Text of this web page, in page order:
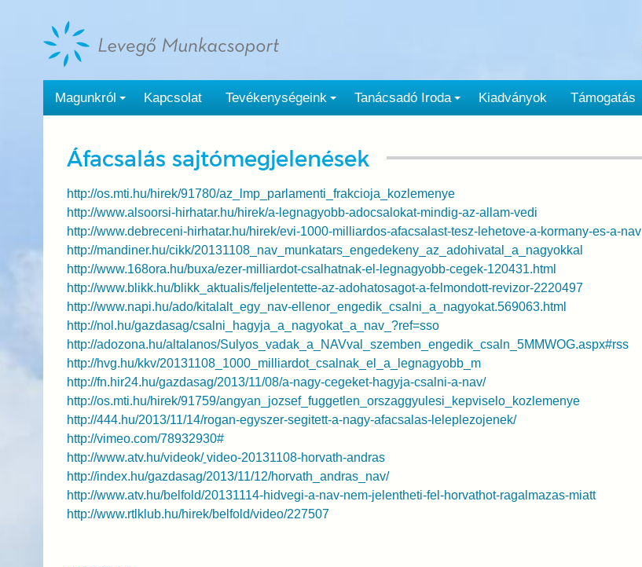
tartalomra
Magunkról Kapcsolat Tevékenységeink Tanácsadó Iroda Kiadványok Támogatás
Áfacsalás sajtómegjelenések
http://os.mti.hu/hirek/91780/az_lmp_parlamenti_frakcioja_kozlemenye
http://www.alsoorsi-hirhatar.hu/hirek/a-legnagyobb-adocsalokat-mindig-az-allam-vedi
http://www.debreceni-hirhatar.hu/hirek/evi-1000-milliardos-afacsalast-tesz-lehetove-a-kormany-es-a-nav
http://mandiner.hu/cikk/20131108_nav_munkatars_engedekeny_az_adohivatal_a_nagyokkal
http://www.168ora.hu/buxa/ezer-milliardot-csalhatnak-el-legnagyobb-cegek-120431.html
http://www.blikk.hu/blikk_aktualis/feljelentette-az-adohatosagot-a-felmondott-revizor-2220497
http://www.napi.hu/ado/kitalalt_egy_nav-ellenor_engedik_csalni_a_nagyokat.569063.html
http://nol.hu/gazdasag/csalni_hagyja_a_nagyokat_a_nav_?ref=sso
http://adozona.hu/altalanos/Sulyos_vadak_a_NAVval_szemben_engedik_csaln_5MMWOG.aspx#rss
http://hvg.hu/kkv/20131108_1000_milliardot_csalnak_el_a_legnagyobb_m
http://fn.hir24.hu/gazdasag/2013/11/08/a-nagy-cegeket-hagyja-csalni-a-nav/
http://os.mti.hu/hirek/91759/angyan_jozsef_fuggetlen_orszaggyulesi_kepviselo_kozlemenye
http://444.hu/2013/11/14/rogan-egyszer-segitett-a-nagy-afacsalas-leleplezojenek/
http://vimeo.com/78932930#
http://www.atv.hu/videok/ video-20131108-horvath-andras
http://index.hu/gazdasag/2013/11/12/horvath_andras_nav/
http://www.atv.hu/belfold/20131114-hidvegi-a-nav-nem-jelentheti-fel-horvathot-ragalmazas-miatt
http://www.rtlklub.hu/hirek/belfold/video/227507